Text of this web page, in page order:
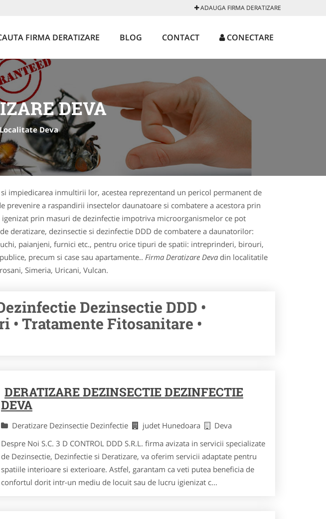
ADAUGA FIRMA DERATIZARE
FIRMA DERATIZARE BLOG CONTACT CONECTARE
DEVA
Localitate Deva
impiedicarea inmultirii lor, acestea reprezentand un pericol permanent de
a raspandirii insectelor daunatoare si combatere a acestora prin
prin masuri de dezinfectie impotriva microorganismelor ce pot
deratizare, dezinsectie si dezinfectie DDD de combatere a daunatorilor:
paianjeni, furnici etc., pentru orice tipuri de spatii: intreprinderi, birouri,
precum si case sau apartamente.. Firma Deratizare Deva din localitatile
Simeria, Uricani, Vulcan.
Dezinsectie DDD •
• Tratamente Fitosanitare •
DERATIZARE DEZINSECTIE DEZINFECTIE
DEVA
Deratizare Dezinsectie Dezinfectie judet Hunedoara
Deva
Despre Noi S.C. 3 D CONTROL DDD S.R.L. firma avizata in servicii specializate
de Dezinsectie, Dezinfectie si Deratizare, va oferim servicii adaptate pentru
spatiile interioare si exterioare. Astfel, garantam ca veti putea beneficia de
confortul dorit intr-un mediu de locuit sau de lucru igienizat c...